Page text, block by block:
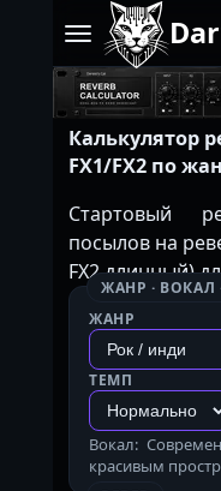
Калькулятор
FX1/FX2 по
Стартовый
посылов на
FX2 длинный)
ЖАНР · ВОКАЛ
ЖАНР
ТЕМП
Вокал:
красивым